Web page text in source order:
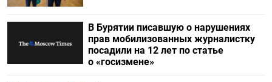
В Бурятии писавшую о нарушениях
прав мобилизованных журналистку
посадили на 12 лет по статье
о «госизмене»